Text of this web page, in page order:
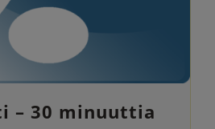
– 30 minuuttia